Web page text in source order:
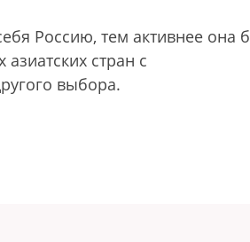
Россию, тем активнее она
стран с
выбора.